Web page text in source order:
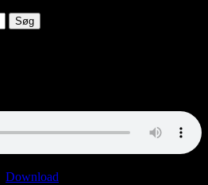
Download